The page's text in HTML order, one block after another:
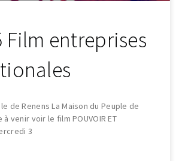
Film entreprises
de Renens La Maison du Peuple de
venir voir le film POUVOIR ET
3